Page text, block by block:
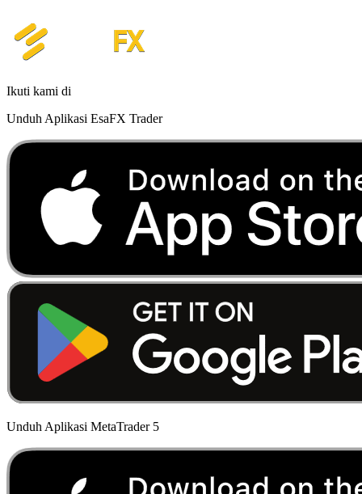
Ikuti kami di
Unduh Aplikasi EsaFX Trader
Unduh Aplikasi MetaTrader 5